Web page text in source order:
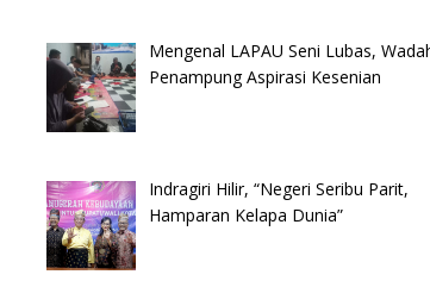
Mengenal LAPAU Seni Lubas,
Penampung Aspirasi Kesenian
Indragiri Hilir, “Negeri Seribu Parit,
Hamparan Kelapa Dunia”